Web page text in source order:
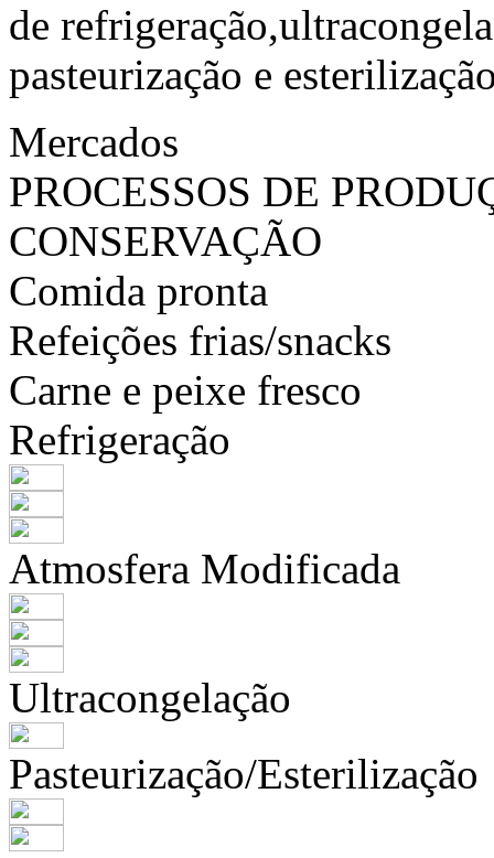
de
pasteurização e
Mercados
PROCESSOS DE
CONSERVAÇÃO
Comida pronta
Refeições frias/snacks
Carne e peixe fresco
Refrigeração
Atmosfera Modificada
Ultracongelação
Pasteurização/Esterilização